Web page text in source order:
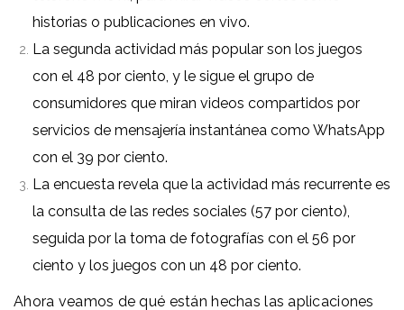
historias o publicaciones en vivo.
La segunda actividad más popular son los juegos
con el 48 por ciento, y le sigue el grupo de
consumidores que miran videos compartidos por
servicios de mensajería instantánea como WhatsApp
con el 39 por ciento.
La encuesta revela que la actividad más recurrente es
la consulta de las redes sociales (57 por ciento),
seguida por la toma de fotografías con el 56 por
ciento y los juegos con un 48 por ciento.
Ahora veamos de qué están hechas las aplicaciones